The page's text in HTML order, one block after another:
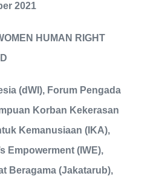
2021
HUMAN RIGHT
(dWI), Forum Pengada
Korban Kekerasan
Kemanusiaan (IKA),
Empowerment (IWE),
Beragama (Jakatarub),